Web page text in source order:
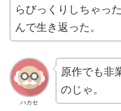
らびっくりしちゃっ
んで生き返った。
ハカセ
原作でも非
のじゃ。